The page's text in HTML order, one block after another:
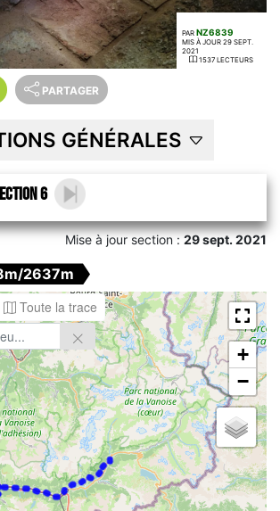
PAR NZ6839
MIS À JOUR 29 SEPT.
2021
1537 LECTEURS
PARTAGER
GÉNÉRALES
6
Mise à jour section :29 sept. 2021
2637m
Toute la trace
+
−